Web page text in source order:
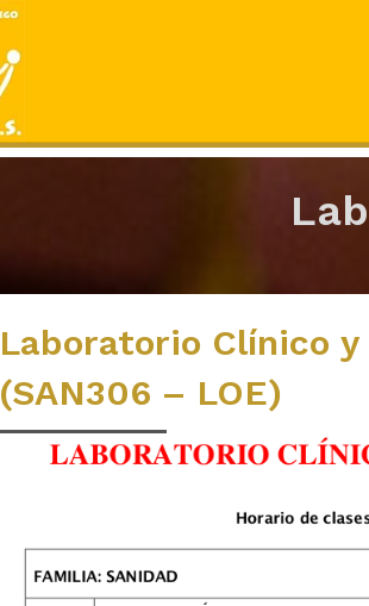
Laboratorio Clínico y
(SAN306 – LOE)